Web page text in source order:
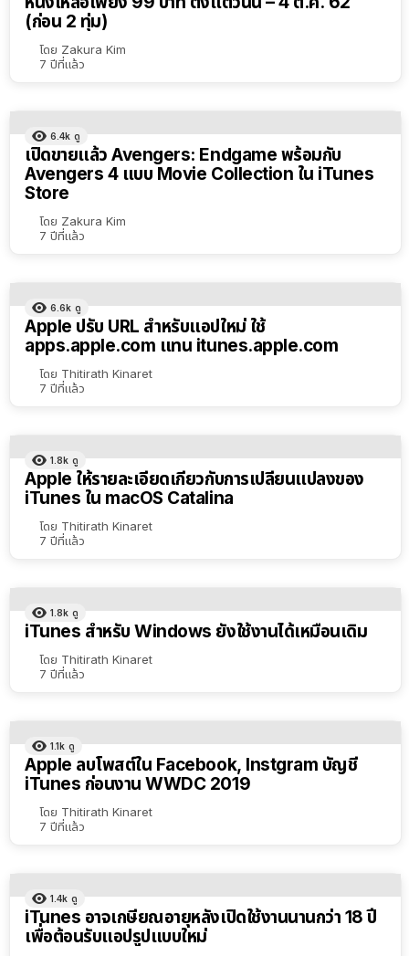
(ก่อน 2 ทุ่ม)
โดย Zakura Kim
7 ปีที่แล้ว
6.4k ดู
เปิดขายแล้ว Avengers: Endgame พร้อมกับ
Avengers 4 แบบ Movie Collection ใน iTunes
Store
โดย Zakura Kim
7 ปีที่แล้ว
6.6k ดู
Apple ปรับ URL สำหรับแอปใหม่ ใช้
apps.apple.com แทน itunes.apple.com
โดย Thitirath Kinaret
7 ปีที่แล้ว
1.8k ดู
Apple ให้รายละเอียดเกี่ยวกับการเปลี่ยนแปลงของ
iTunes ใน macOS Catalina
โดย Thitirath Kinaret
7 ปีที่แล้ว
1.8k ดู
iTunes สำหรับ Windows ยังใช้งานได้เหมือนเดิม
โดย Thitirath Kinaret
7 ปีที่แล้ว
1.1k ดู
Apple ลบโพสต์ใน Facebook, Instgram บัญชี
iTunes ก่อนงาน WWDC 2019
โดย Thitirath Kinaret
7 ปีที่แล้ว
1.4k ดู
iTunes อาจเกษียณอายุหลังเปิดใช้งานนานกว่า 18 ปี
เพื่อต้อนรับแอปรูปแบบใหม่